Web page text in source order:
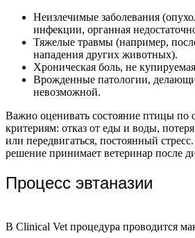
Неизлечимые заболевания
инфекции, органная
Тяжелые травмы (например,
нападения других животных).
Хроническая боль, не
Врожденные патологии,
невозможной.
Важно оценивать состояние птицы по
критериям: отказ от еды и воды,
или передвигаться, постоянный
решение принимает ветеринар после
Процесс эвтаназии
В Clinical Vet процедура проводится